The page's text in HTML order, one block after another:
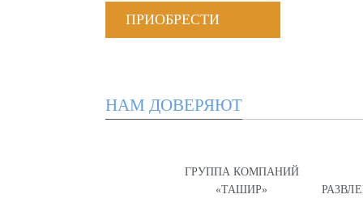
ПРИОБРЕСТИ
НАМ ДОВЕРЯЮТ
ГРУППА КОМПАНИЙ
«ТАШИР»